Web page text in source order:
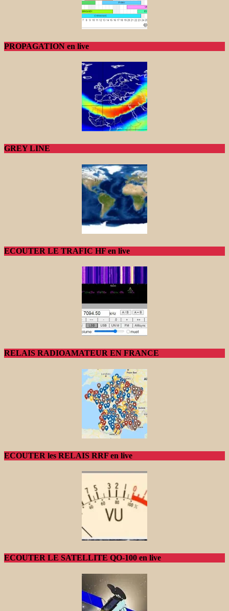
PROPAGATION en live
GREY LINE
ECOUTER LE TRAFIC HF en live
RELAIS RADIOAMATEUR EN FRANCE
ECOUTER les RELAIS RRF en live
ECOUTER LE SATELLITE QO-100 en live